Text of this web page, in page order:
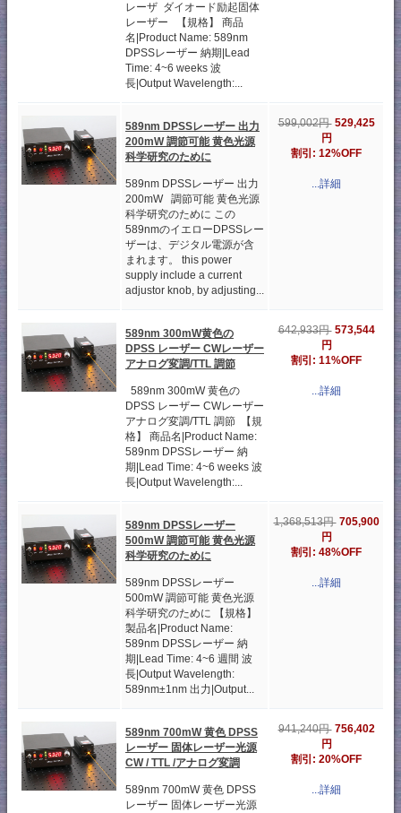
レーザ ダイオード励起固体
レーザー 【規格】 商品
名|Product Name: 589nm
DPSSレーザー 納期|Lead
Time: 4~6 weeks 波
長|Output Wavelength:...
589nm DPSSレーザー 出力
200mW 調節可能 黄色光源
科学研究のために
589nm DPSSレーザー 出力
200mW 調節可能 黄色光源
科学研究のために この
589nmのイエローDPSSレー
ザーは、デジタル電源が含
まれます。 this power
supply include a current
adjustor knob, by adjusting...
599,002円 529,425
円
割引: 12%OFF
...詳細
589nm 300mW黄色の
DPSS レーザー CWレーザー
アナログ変調/TTL 調節
589nm 300mW 黄色の
DPSS レーザー CWレーザー
アナログ変調/TTL 調節 【規
格】 商品名|Product Name:
589nm DPSSレーザー 納
期|Lead Time: 4~6 weeks 波
長|Output Wavelength:...
642,933円 573,544
円
割引: 11%OFF
...詳細
589nm DPSSレーザー
500mW 調節可能 黄色光源
科学研究のために
589nm DPSSレーザー
500mW 調節可能 黄色光源
科学研究のために 【規格】
製品名|Product Name:
589nm DPSSレーザー 納
期|Lead Time: 4~6 週間 波
長|Output Wavelength:
589nm±1nm 出力|Output...
1,368,513円 705,900
円
割引: 48%OFF
...詳細
589nm 700mW 黄色 DPSS
レーザー 固体レーザー光源
CW / TTL /アナログ変調
589nm 700mW 黄色 DPSS
レーザー 固体レーザー光源
941,240円 756,402
円
割引: 20%OFF
...詳細